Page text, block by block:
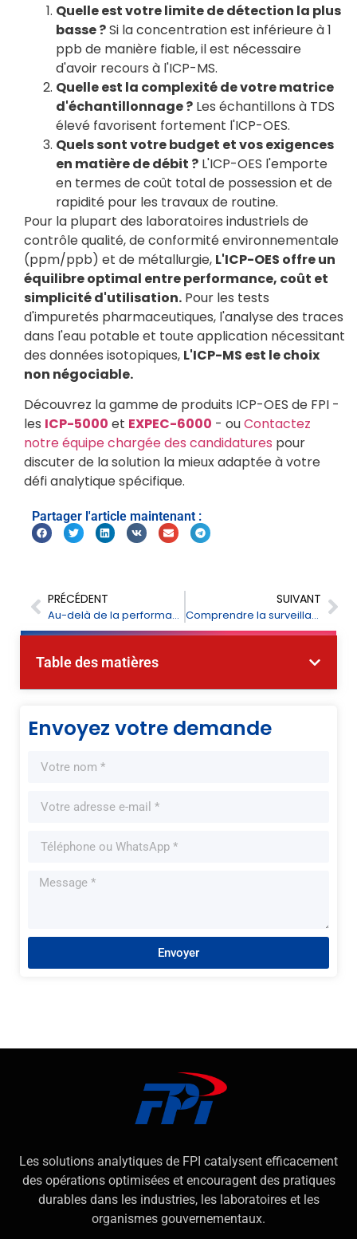
Quelle est votre limite de détection la plus
basse ?Si la concentration est inférieure à 1
ppb de manière fiable, il est nécessaire
d'avoir recours à l'ICP-MS.
Quelle est la complexité de votre matrice
d'échantillonnage ? Les échantillons à TDS
élevé favorisent fortement l'ICP-OES.
Quels sont votre budget et vos exigences
en matière de débit ? L'ICP-OES l'emporte
en termes de coût total de possession et de
rapidité pour les travaux de routine.
Pour la plupart des laboratoires industriels de
contrôle qualité, de conformité environnementale
(ppm/ppb) et de métallurgie, L'ICP-OES offre un
équilibre optimal entre performance, coût et
simplicité d'utilisation. Pour les tests
d'impuretés pharmaceutiques, l'analyse des traces
dans l'eau potable et toute application nécessitant
des données isotopiques, L'ICP-MS est le choix
non négociable.
Découvrez la gamme de produits ICP-OES de FPI -
les ICP-5000 et EXPEC-6000 - ouContactez
notre équipe chargée des candidatures pour
discuter de la solution la mieux adaptée à votre
défi analytique spécifique.
Partager l'article maintenant :
PRÉCÉDENT
Au-delà de la performance : Conçu pour les scénarios du monde réel
SUIVANT
Comprendre la surveillance des gaz à effet de serre : Importance et technologies
Table des matières
Envoyez votre demande
Envoyer
Les solutions analytiques de FPI catalysent efficacement
des opérations optimisées et encouragent des pratiques
durables dans les industries, les laboratoires et les
organismes gouvernementaux.